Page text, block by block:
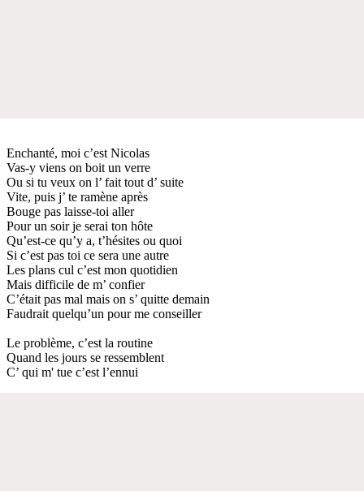
Enchanté, moi c’est Nicolas
Vas-y viens on boit un verre
Ou si tu veux on l’ fait tout d’ suite
Vite, puis j’ te ramène après
Bouge pas laisse-toi aller
Pour un soir je serai ton hôte
Qu’est-ce qu’y a, t’hésites ou quoi
Si c’est pas toi ce sera une autre
Les plans cul c’est mon quotidien
Mais difficile de m’ confier
C’était pas mal mais on s’ quitte demain
Faudrait quelqu’un pour me conseiller
Le problème, c’est la routine
Quand les jours se ressemblent
C’ qui m' tue c’est l’ennui